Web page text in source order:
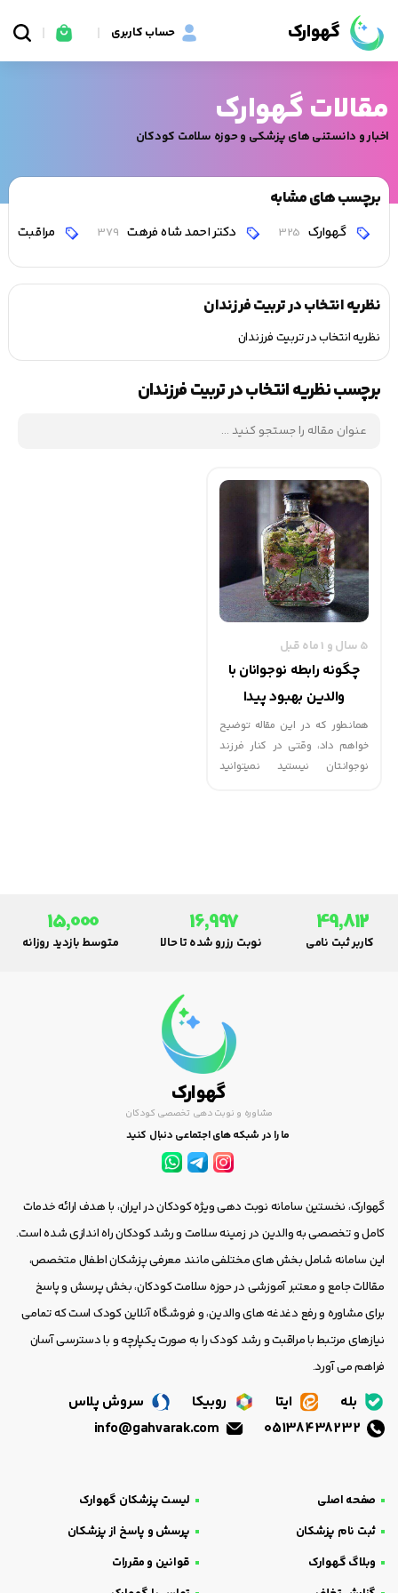
گهوارک حساب کاربری
مقالات گهوارک
اخبار و دانستنی های پزشکی و حوزه سلامت کودکان
برچسب های مشابه
گهوارک 325 دکتر احمد شاه فرهت 379 مراقبت
نظریه انتخاب در تربیت فرزندان
نظریه انتخاب در تربیت فرزندان
برچسب نظریه انتخاب در تربیت فرزندان
5 سال و 1 ماه قبل
چگونه رابطه نوجوانان با
والدین بهبود پیدا
می‌کند؟ | گهوارک
همانطور که در این مقاله توضیح
خواهم داد، وقتی در کنار فرزند
نوجوانتان نیستید نمیتوانید
بگذارید و با شیوه هایی که در این
مقاله گفته می‌شود رفتار سودمند را
پیش بگیرید.
49,812
کاربر ثبت نامی
16,997
نوبت رزرو شده تا حالا
15,000
متوسط بازدید روزانه
گهوارک
مشاوره و نوبت دهی تخصصی کودکان
ما را در شبکه های اجتماعی دنبال کنید
گهوارک، نخستین سامانه نوبت دهی ویژه کودکان در ایران، با هدف ارائه خدمات
کامل و تخصصی به والدین در زمینه سلامت و رشد کودکان راه اندازی شده است.
این سامانه شامل بخش های مختلفی مانند معرفی پزشکان اطفال متخصص،
مقالات جامع و معتبر آموزشی در حوزه سلامت کودکان، بخش پرسش و پاسخ
برای مشاوره و رفع دغدغه های والدین، و فروشگاه آنلاین کودک است که تمامی
نیازهای مرتبط با مراقبت و رشد کودک را به صورت یکپارچه و با دسترسی آسان
فراهم می آورد.
بله ایتا روبیکا
سروش پلاس
صفحه اصلی
لیست پزشکان گهوارک
ثبت نام پزشکان
پرسش و پاسخ از پزشکان
وبلاگ گهوارک
قوانین و مقررات